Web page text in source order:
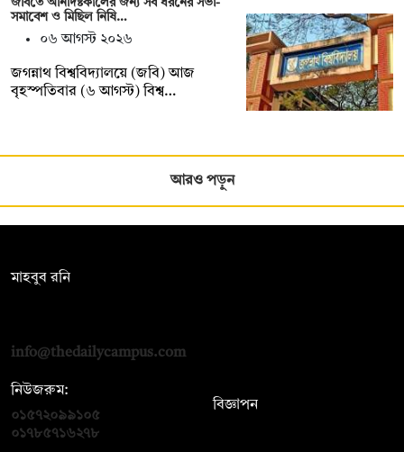
সমাবেশ ও মিছিল নিষি…
০৬ আগস্ট ২০২৬
জগন্নাথ বিশ্ববিদ্যালয়ে (জবি) আজ
বৃহস্পতিবার (৬ আগস্ট) বিশ্ব…
আরও পড়ুন
মাহবুব রনি
info@thedailycampus.com
নিউজরুম:
০১৫৭২০৯৯১০৫
০১৭৮৫৭১৬২৭৮
বিজ্ঞাপন